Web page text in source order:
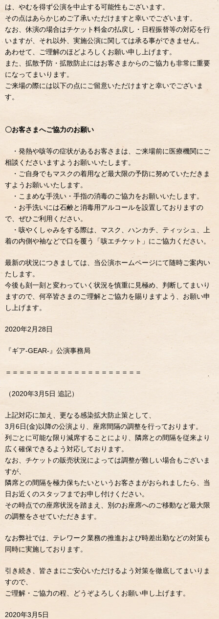
は、やむを得ず公演を中止する可能性もございます。
その点はあらかじめご了承いただけますと幸いでございます。
なお、休演の場合はチケット料金の払戻し・日程振替等の対応を行
いますが、それ以外、実施公演に関しては承る事ができません。
あわせて、ご理解のほどよろしくお願い申し上げます。
また、拡散予防・拡散防止にはお客さまからのご協力も非常に重要
になってまいります。
ご来場の際には以下の点にご留意いただけますと幸いでございま
す。
〇お客さまへご協力のお願い
・発熱や咳等の症状があるお客さまは、ご来場前に医療機関にご
相談くださいますようお願いいたします。
・ご自身でもマスクの着用など最大限の予防に努めていただきま
すようお願いいたします。
・こまめな手洗い・手指の消毒のご協力をお願いいたします。
・お手洗いには石鹸と消毒用アルコールを設置しておりますの
で、ぜひご利用ください。
・咳やくしゃみをする際は、マスク、ハンカチ、ティッシュ、上
着の内側や袖などで口を覆う「咳エチケット」にご協力ください。
最新の状況につきましては、当公演ホームページにて随時ご案内い
たします。
今後も刻一刻と変わっていく状況を慎重に見極め、判断してまいり
ますので、何卒皆さまのご理解とご協力を賜りますよう、お願い申
し上げます。
2020年2月28日
『ギア-GEAR-』公演事務局
＝＝＝＝＝＝＝＝＝＝＝＝＝＝＝＝＝＝＝＝
（2020年3月5日 追記）
上記対応に加え、更なる感染拡大防止策として、
3月6日(金)以降の公演より、座席間隔の調整を行っております。
列ごとに可能な限り減席することにより、隣席との間隔を従来より
広く確保できるよう対応しております。
なお、チケットの販売状況によっては調整が難しい場合もございま
すが、
隣席との間隔を極力保ちたいというお客さまがおられましたら、当
日お近くのスタッフまでお申し付けください。
その時点での座席状況を踏まえ、別のお座席へのご移動など最大限
の調整をさせていただきます。
なお弊社では、テレワーク業務の推進および時差出勤などの対策も
同時に実施しております。
引き続き、皆さまにご安心いただけるよう対策を徹底してまいりま
すので、
ご理解・ご協力の程、どうぞよろしくお願い申し上げます。
2020年3月5日